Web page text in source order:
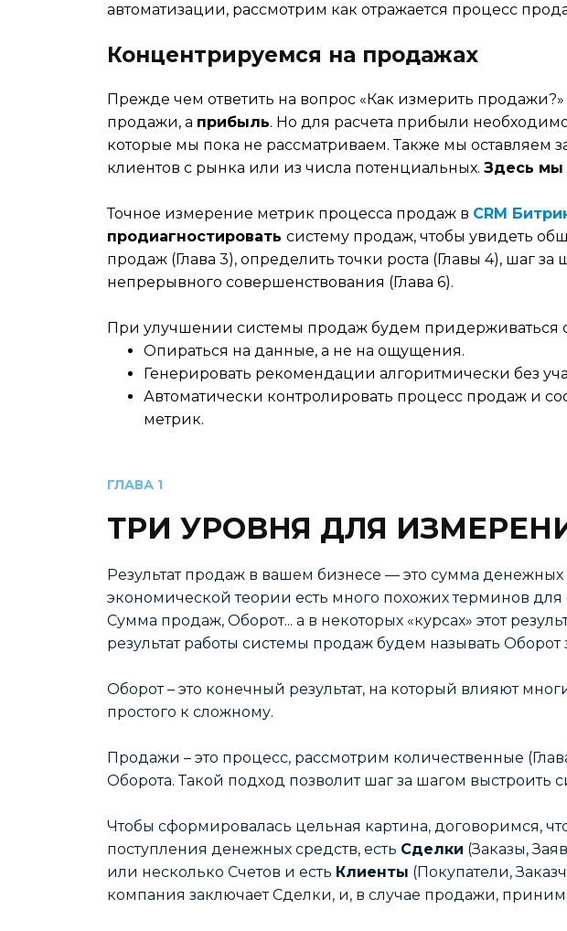
автоматизации, рассмотрим как отражается процесс
Концентрируемся на продажах
Прежде чем ответить на вопрос «Как измерить
продажи, а прибыль. Но для расчета прибыли
которые мы пока не рассматриваем. Также мы
клиентов с рынка или из числа потенциальных. Здесь мы
Точное измерение метрик процесса продаж в CRM
продиагностировать систему продаж, чтобы увидеть
продаж (Глава 3), определить точки роста (Главы 4), шаг
непрерывного совершенствования (Глава 6).
При улучшении системы продаж будем
Опираться на данные, а не на ощущения.
Генерировать рекомендации алгоритмически без
Автоматически контролировать процесс продаж и
метрик.
ГЛАВА 1
ТРИ УРОВНЯ ДЛЯ
Результат продаж в вашем бизнесе — это сумма
экономической теории есть много похожих терминов
Сумма продаж, Оборот... а в некоторых «курсах» этот
результат работы системы продаж будем называть
Оборот – это конечный результат, на который влияют
простого к сложному.
Продажи – это процесс, рассмотрим количественные
Оборота. Такой подход позволит шаг за шагом выстроить
Чтобы сформировалась цельная картина, договоримся,
поступления денежных средств, есть Сделки (Заказы,
или несколько Счетов и есть Клиенты (Покупатели,
компания заключает Сделки, и, в случае продажи,